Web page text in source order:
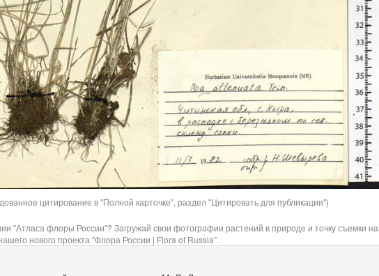
цитирование в "Полной карточке", раздел "Цитировать для публикации")
"Атласа флоры России"? Загружай свои фотографии растений в природе и точку съемки на
нового проекта "Флора России | Flora of Russia".